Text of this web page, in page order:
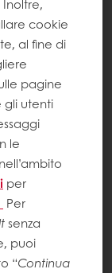
Inoltre,
cookie
al fine di
pagine
gli utenti
le
per
Per
senza
puoi
“Continua